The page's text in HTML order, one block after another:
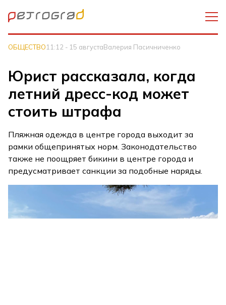
ОБЩЕСТВО11:12 - 15 августаВалерия Пасичниченко
Юрист рассказала, когда
летний дресс-код может
стоить штрафа
Пляжная одежда в центре города выходит за
рамки общепринятых норм. Законодательство
также не поощряет бикини в центре города и
предусматривает санкции за подобные наряды.